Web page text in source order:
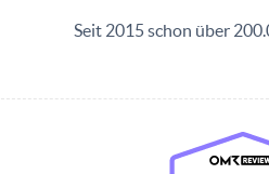
Seit 2015 schon über